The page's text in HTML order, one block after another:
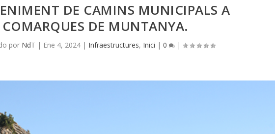
DE CAMINS MUNICIPALS A
COMARQUES DE MUNTANYA.
por NdT | Ene 4, 2024| Infraestructures, Inici | 0 |